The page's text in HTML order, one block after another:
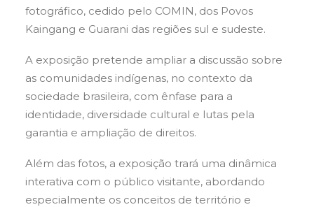
fotográfico, cedido pelo COMIN, dos Povos
Kaingang e Guarani das regiões sul e sudeste.
A exposição pretende ampliar a discussão sobre
as comunidades indígenas, no contexto da
sociedade brasileira, com ênfase para a
identidade, diversidade cultural e lutas pela
garantia e ampliação de direitos.
Além das fotos, a exposição trará uma dinâmica
interativa com o público visitante, abordando
especialmente os conceitos de território e